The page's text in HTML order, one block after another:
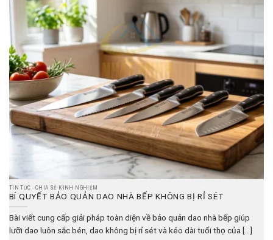
TIN TỨC - CHIA SẺ KINH NGHIỆM
BÍ QUYẾT BẢO QUẢN DAO NHÀ BẾP KHÔNG BỊ RỈ SÉT
Bài viết cung cấp giải pháp toàn diện về bảo quản dao nhà bếp giúp
lưỡi dao luôn sắc bén, dao không bị rỉ sét và kéo dài tuổi thọ của [...]